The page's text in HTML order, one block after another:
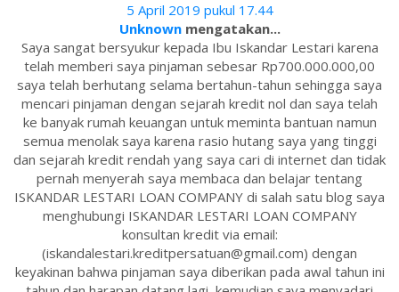
5 April 2019 pukul 17.44
Unknownmengatakan...
Saya sangat bersyukur kepada Ibu Iskandar Lestari karena
telah memberi saya pinjaman sebesar Rp700.000.000,00
saya telah berhutang selama bertahun-tahun sehingga saya
mencari pinjaman dengan sejarah kredit nol dan saya telah
ke banyak rumah keuangan untuk meminta bantuan namun
semua menolak saya karena rasio hutang saya yang tinggi
dan sejarah kredit rendah yang saya cari di internet dan tidak
pernah menyerah saya membaca dan belajar tentang
ISKANDAR LESTARI LOAN COMPANY di salah satu blog saya
menghubungi ISKANDAR LESTARI LOAN COMPANY
konsultan kredit via email:
(iskandalestari.kreditpersatuan@gmail.com) dengan
keyakinan bahwa pinjaman saya diberikan pada awal tahun ini